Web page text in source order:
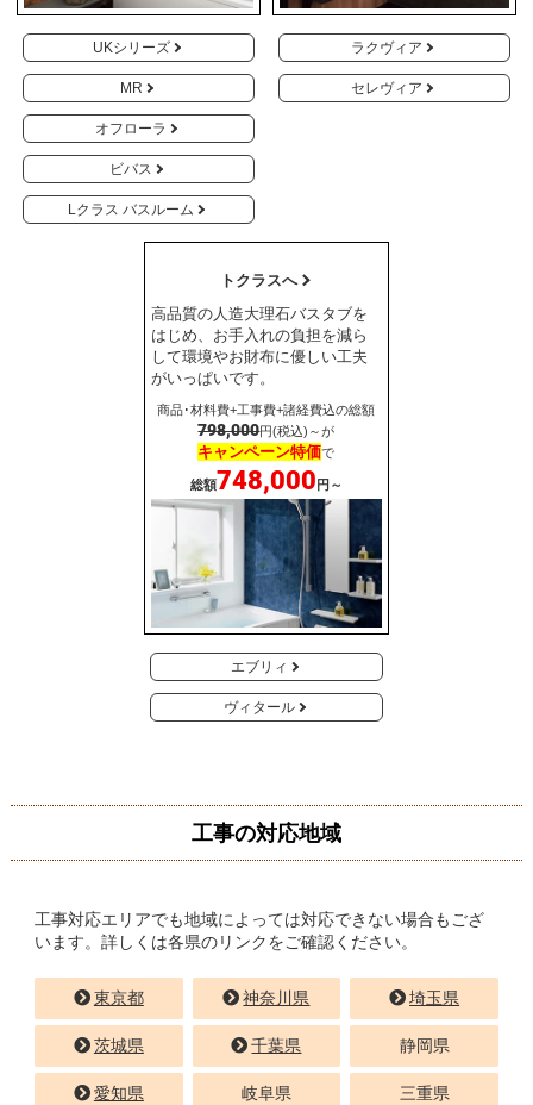
UKシリーズ
MR
オフローラ
ビバス
Lクラス バスルーム
ラクヴィア
セレヴィア
トクラスへ
高品質の人造大理石バスタブを
はじめ、お手入れの負担を減ら
して環境やお財布に優しい工夫
がいっぱいです。
商品･材料費+工事費+諸経費込の総額
798,000円(税込)～が
キャンペーン特価で
総額748,000 円～
エブリィ
ヴィタール
工事の対応地域
工事対応エリアでも地域によっては対応できない場合もござ
います。詳しくは各県のリンクをご確認ください。
東京都 神奈川県 埼玉県
茨城県 千葉県 静岡県
愛知県 岐阜県 三重県